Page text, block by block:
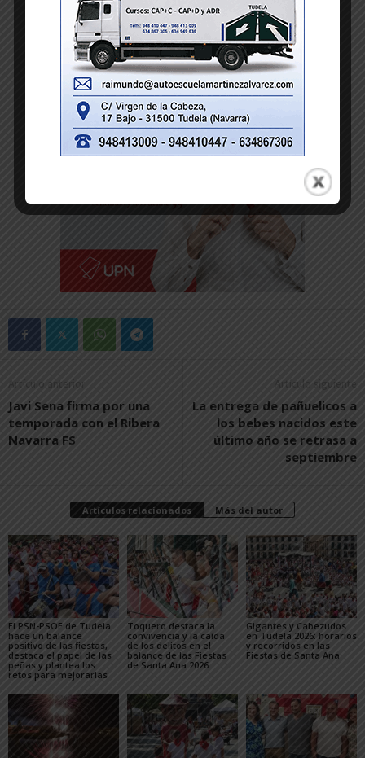
Artículo anterior
Javi Sena firma por una
temporada con el Ribera
Navarra FS
Artículo siguiente
La entrega de pañuelicos a
los bebes nacidos este
último año se retrasa a
septiembre
Artículos relacionados Más del autor
El PSN-PSOE de Tudela
hace un balance
positivo de las fiestas,
destaca el papel de las
peñas y plantea los
retos para mejorarlas
Toquero destaca la
convivencia y la caída
de los delitos en el
balance de las Fiestas
de Santa Ana 2026
Gigantes y Cabezudos
en Tudela 2026: horarios
y recorridos en las
Fiestas de Santa Ana